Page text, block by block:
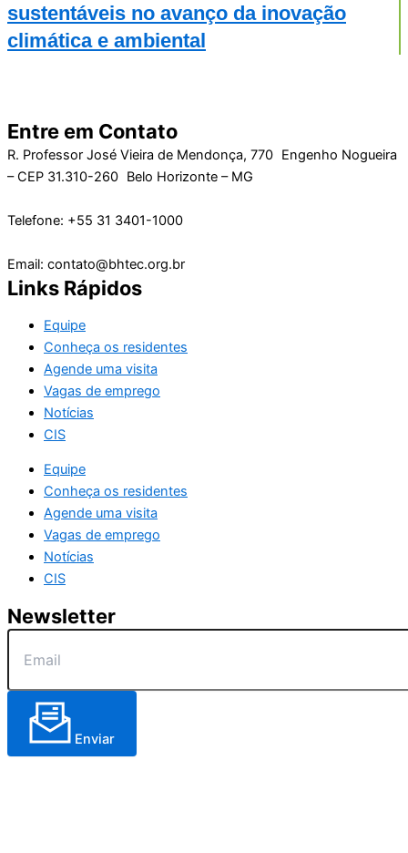
sustentáveis no avanço da inovação
climática e ambiental
Entre em Contato
R. Professor José Vieira de Mendonça, 770 Engenho Nogueira
– CEP 31.310-260 Belo Horizonte – MG
Telefone: +55 31 3401-1000
Email: contato@bhtec.org.br
Links Rápidos
Equipe
Conheça os residentes
Agende uma visita
Vagas de emprego
Notícias
CIS
Equipe
Conheça os residentes
Agende uma visita
Vagas de emprego
Notícias
CIS
Newsletter
Enviar